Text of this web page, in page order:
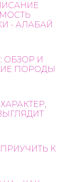
- АЛАБАЙ
ОБЗОР И
ПОРОДЫ
К